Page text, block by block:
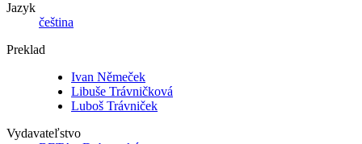
Jazyk
čeština
Preklad
Ivan Němeček
Libuše Trávničková
Luboš Trávniček
Vydavateľstvo